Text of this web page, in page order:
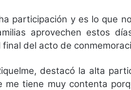
participación y es lo que
aprovechen estos
del acto de
destacó la alta
me tiene muy contenta